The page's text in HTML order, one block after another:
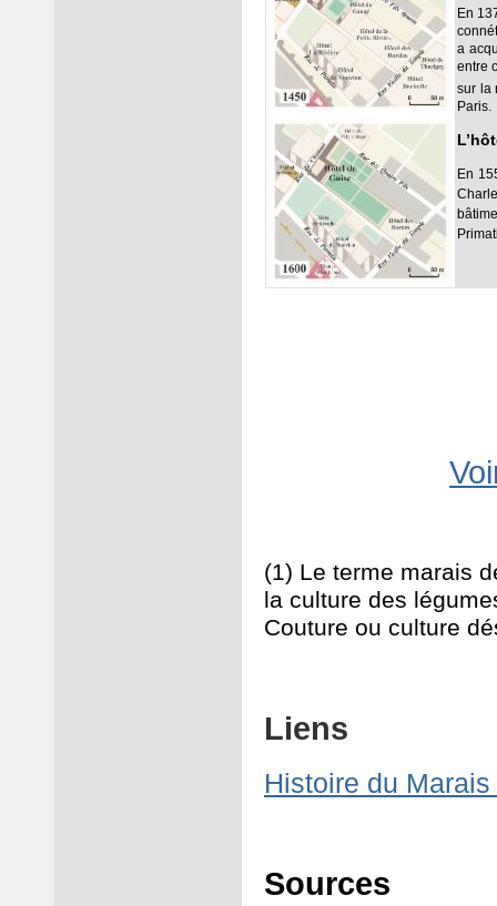
En
a
entre
sur la
Paris.
En
(1) Le terme marais
la culture des
Couture ou culture
Liens
Histoire du Marais
Sources